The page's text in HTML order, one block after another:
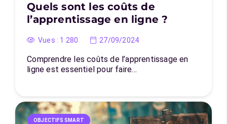
Quels sont les coûts de
l’apprentissage en ligne ?
Vues : 1 280 27/09/2024
Comprendre les coûts de l’apprentissage en
ligne est essentiel pour faire…
OBJECTIFS SMART